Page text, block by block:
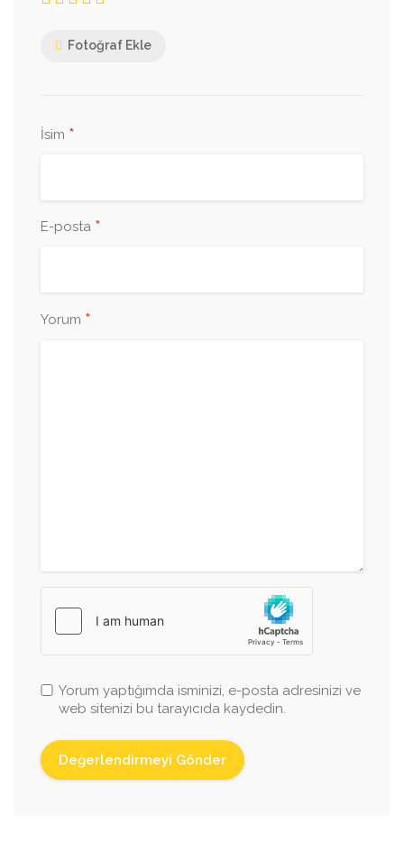
Fotoğraf Ekle
İsim *
E-posta *
Yorum *
Yorum yaptığımda isminizi, e-posta adresinizi ve
web sitenizi bu tarayıcıda kaydedin.